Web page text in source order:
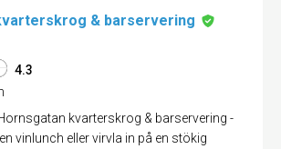
& barservering
4.3
kvarterskrog & barservering -
vinlunch eller virvla in på en stökig